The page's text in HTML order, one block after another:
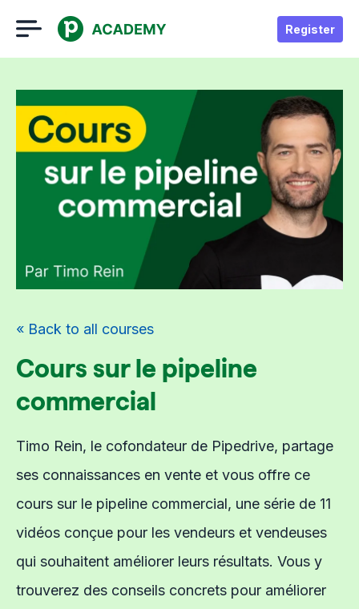
Register
« Back to all courses
Cours sur le pipeline
commercial
Timo Rein, le cofondateur de Pipedrive, partage
ses connaissances en vente et vous offre ce
cours sur le pipeline commercial, une série de 11
vidéos conçue pour les vendeurs et vendeuses
qui souhaitent améliorer leurs résultats. Vous y
trouverez des conseils concrets pour améliorer